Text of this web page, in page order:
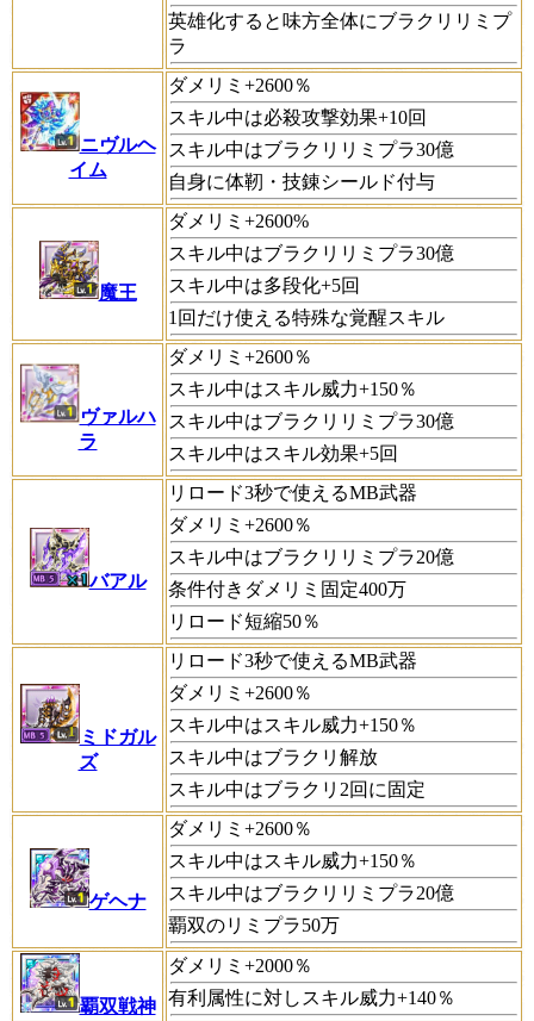
英雄化すると味方全体にブラクリリミプ
ラ
ニヴルヘ
イム
ダメリミ+2600％
スキル中は必殺攻撃効果+10回
スキル中はブラクリリミプラ30億
自身に体靭・技錬シールド付与
魔王
ダメリミ+2600%
スキル中はブラクリリミプラ30億
スキル中は多段化+5回
1回だけ使える特殊な覚醒スキル
ヴァルハ
ラ
ダメリミ+2600％
スキル中はスキル威力+150％
スキル中はブラクリリミプラ30億
スキル中はスキル効果+5回
バアル
リロード3秒で使えるMB武器
ダメリミ+2600％
スキル中はブラクリリミプラ20億
条件付きダメリミ固定400万
リロード短縮50％
ミドガル
ズ
リロード3秒で使えるMB武器
ダメリミ+2600％
スキル中はスキル威力+150％
スキル中はブラクリ解放
スキル中はブラクリ2回に固定
ゲヘナ
ダメリミ+2600％
スキル中はスキル威力+150％
スキル中はブラクリリミプラ20億
覇双のリミプラ50万
覇双戦神
ダメリミ+2000％
有利属性に対しスキル威力+140％